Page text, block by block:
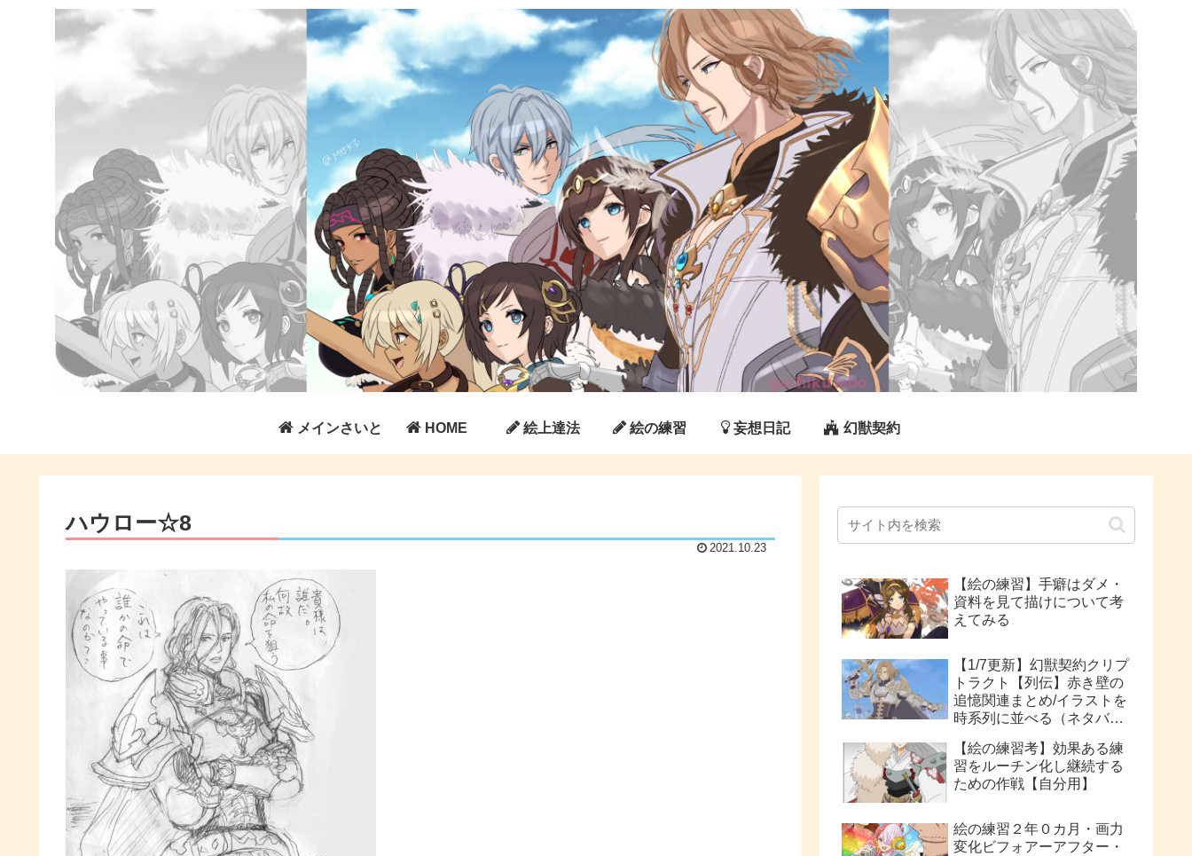
メインさいと HOME 絵上達法 絵の練習 妄想日記 幻獣契約
ハウロー☆8
2021.10.23
【絵の練習】手癖はダメ・
資料を見て描けについて考
えてみる
【1/7更新】幻獣契約クリプ
トラクト【列伝】赤き壁の
追憶関連まとめ/イラストを
時系列に並べる（ネタバレ
【絵の練習考】効果ある練
習をルーチン化し継続する
ための作戦【自分用】
絵の練習２年０カ月・画力
変化ビフォアーアフター・